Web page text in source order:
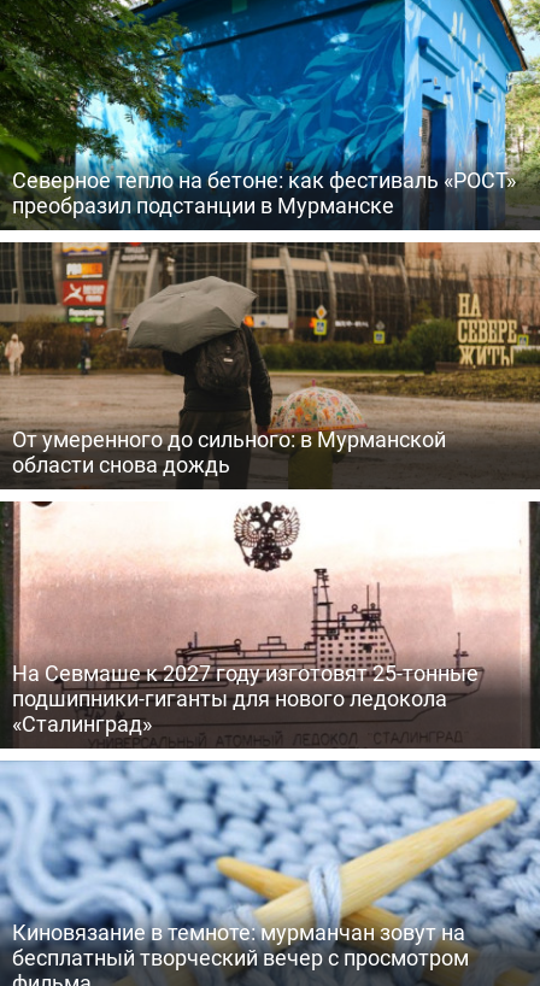
Северное тепло на бетоне: как фестиваль «РОСТ»
преобразил подстанции в Мурманске
От умеренного до сильного: в Мурманской
области снова дождь
На Севмаше к 2027 году изготовят 25-тонные
подшипники-гиганты для нового ледокола
«Сталинград»
Киновязание в темноте: мурманчан зовут на
бесплатный творческий вечер с просмотром